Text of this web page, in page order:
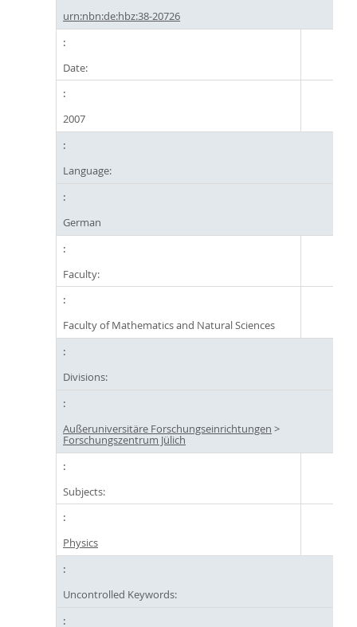
urn:nbn:de:hbz:38-20726
Date:
2007
Language:
German
Faculty:
Faculty of Mathematics and Natural Sciences
Divisions:
Außeruniversitäre Forschungseinrichtungen >
Forschungszentrum Jülich
Subjects:
Physics
Uncontrolled Keywords: